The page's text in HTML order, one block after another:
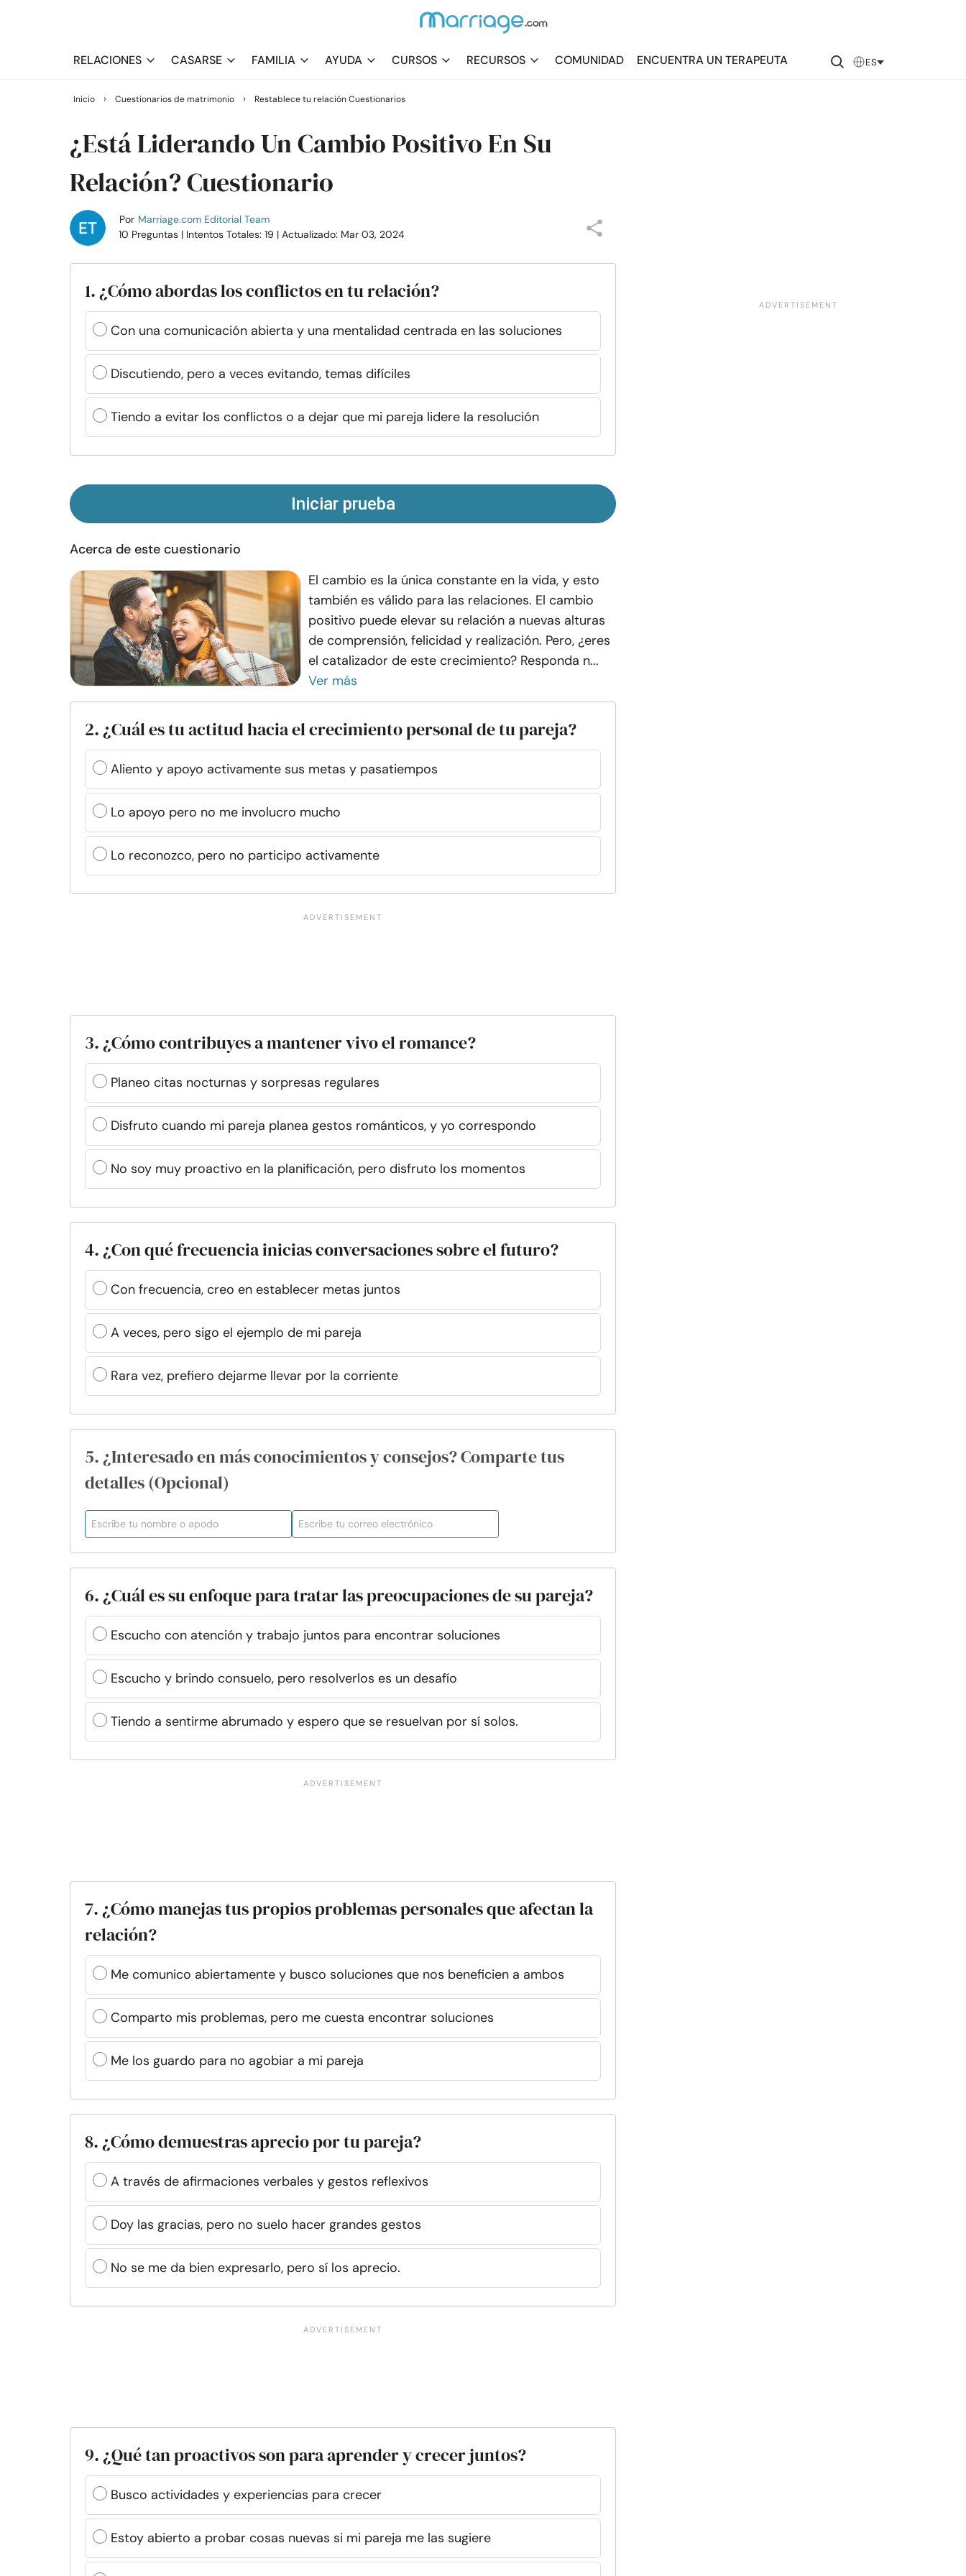
RELACIONES CASARSE FAMILIA AYUDA CURSOS RECURSOS COMUNIDAD ENCUENTRA UN TERAPEUTA ES
Inicio › Cuestionarios de matrimonio › Restablece tu relación Cuestionarios
¿Está Liderando Un Cambio Positivo En Su
Relación? Cuestionario
Por Marriage.com Editorial Team
10 Preguntas | Intentos Totales: 19 | Actualizado: Mar 03, 2024
1. ¿Cómo abordas los conflictos en tu relación?
Con una comunicación abierta y una mentalidad centrada en las soluciones
Discutiendo, pero a veces evitando, temas difíciles
Tiendo a evitar los conflictos o a dejar que mi pareja lidere la resolución
Iniciar prueba
Acerca de este cuestionario
El cambio es la única constante en la vida, y esto
también es válido para las relaciones. El cambio
positivo puede elevar su relación a nuevas alturas
de comprensión, felicidad y realización. Pero, ¿eres
el catalizador de este crecimiento? Responda n...
Ver más
2. ¿Cuál es tu actitud hacia el crecimiento personal de tu pareja?
Aliento y apoyo activamente sus metas y pasatiempos
Lo apoyo pero no me involucro mucho
Lo reconozco, pero no participo activamente
3. ¿Cómo contribuyes a mantener vivo el romance?
Planeo citas nocturnas y sorpresas regulares
Disfruto cuando mi pareja planea gestos románticos, y yo correspondo
No soy muy proactivo en la planificación, pero disfruto los momentos
4. ¿Con qué frecuencia inicias conversaciones sobre el futuro?
Con frecuencia, creo en establecer metas juntos
A veces, pero sigo el ejemplo de mi pareja
Rara vez, prefiero dejarme llevar por la corriente
5. ¿Interesado en más conocimientos y consejos? Comparte tus
detalles (Opcional)
6. ¿Cuál es su enfoque para tratar las preocupaciones de su pareja?
Escucho con atención y trabajo juntos para encontrar soluciones
Escucho y brindo consuelo, pero resolverlos es un desafío
Tiendo a sentirme abrumado y espero que se resuelvan por sí solos.
7. ¿Cómo manejas tus propios problemas personales que afectan la
relación?
Me comunico abiertamente y busco soluciones que nos beneficien a ambos
Comparto mis problemas, pero me cuesta encontrar soluciones
Me los guardo para no agobiar a mi pareja
8. ¿Cómo demuestras aprecio por tu pareja?
A través de afirmaciones verbales y gestos reflexivos
Doy las gracias, pero no suelo hacer grandes gestos
No se me da bien expresarlo, pero sí los aprecio.
9. ¿Qué tan proactivos son para aprender y crecer juntos?
Busco actividades y experiencias para crecer
Estoy abierto a probar cosas nuevas si mi pareja me las sugiere